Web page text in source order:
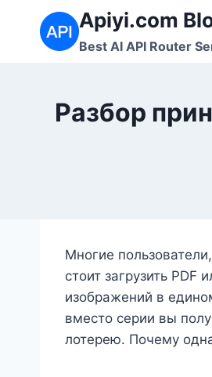
Перейти
содержимому
Apiyi.com
Best AI API Router
Разбор
Многие
стоит загрузить PDF
изображений в
вместо серии вы
лотерею. Почему